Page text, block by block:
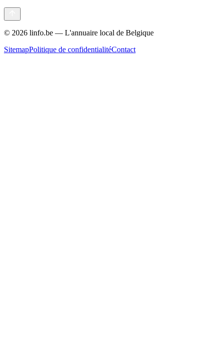
© 2026 linfo.be — L'annuaire local de Belgique
SitemapPolitique de confidentialitéContact